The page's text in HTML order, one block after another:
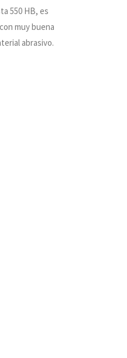
550 HB, es
muy buena
abrasivo.